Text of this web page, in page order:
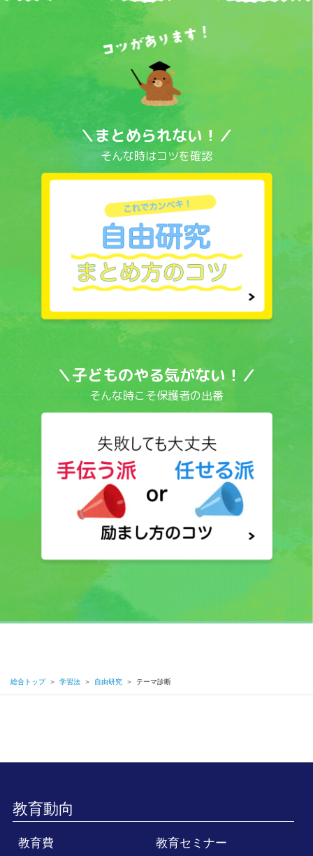
＼まとめられない！／
そんな時はコツを確認
＼子どものやる気がない！／
そんな時こそ保護者の出番
総合トップ ＞ 学習法 ＞ 自由研究 ＞ テーマ診断
教育動向
教育費 教育セミナー